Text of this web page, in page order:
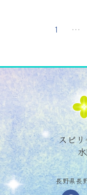
1 …
スピリ
長野県長